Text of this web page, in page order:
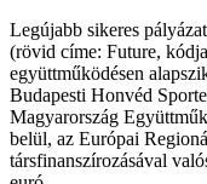
Legújabb sikeres
(rövid címe: Future,
együttműködésen
Budapesti Honvéd
Magyarország
belül, az Európai
társfinanszírozásával